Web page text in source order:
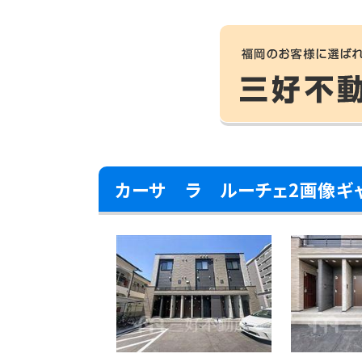
カーサ ラ ルーチェ2画像ギ